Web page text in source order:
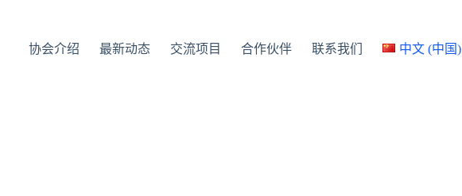
协会介绍 最新动态 交流项目 合作伙伴 联系我们 中文 (中国)